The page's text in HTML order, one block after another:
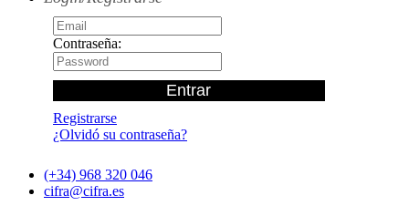
Contraseña:
Registrarse
¿Olvidó su contraseña?
(+34) 968 320 046
cifra@cifra.es